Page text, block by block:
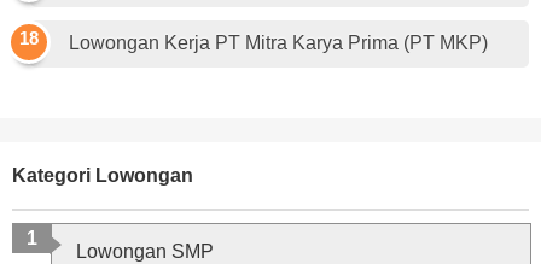
Lowongan Kerja PT Mitra Karya Prima (PT MKP)
Kategori Lowongan
Lowongan SMP